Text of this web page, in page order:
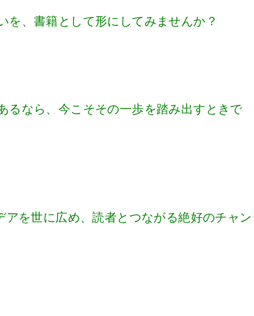
を、書籍として形にしてみませんか？
るなら、今こそその一歩を踏み出すときで
を世に広め、読者とつながる絶好のチャン